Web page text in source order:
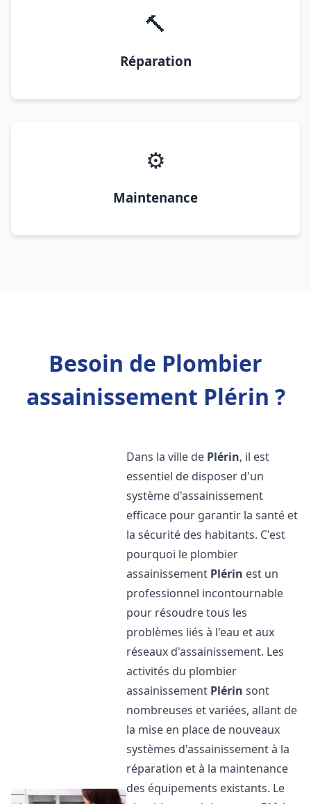
🔨
Réparation
⚙️
Maintenance
Besoin de Plombier
assainissement Plérin ?
Dans la ville de Plérin, il est
essentiel de disposer d'un
système d'assainissement
efficace pour garantir la santé et
la sécurité des habitants. C'est
pourquoi le plombier
assainissement Plérin est un
professionnel incontournable
pour résoudre tous les
problèmes liés à l'eau et aux
réseaux d'assainissement. Les
activités du plombier
assainissement Plérin sont
nombreuses et variées, allant de
la mise en place de nouveaux
systèmes d'assainissement à la
réparation et à la maintenance
des équipements existants. Le